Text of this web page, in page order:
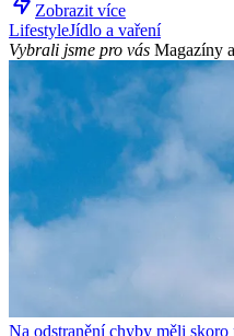
Zobrazit více
LifestyleJídlo a vaření
Vybrali jsme pro vás Magazíny
Na odstranění chyby měli skoro